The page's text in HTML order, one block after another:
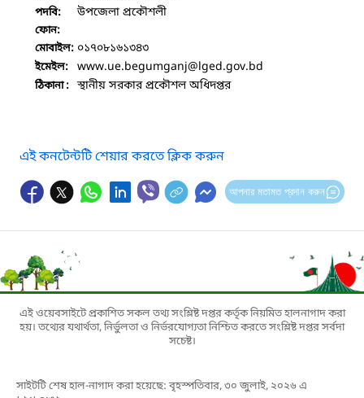
পদবি: উপজেলা প্রকৌশলী
ফোন:
মোবাইল: ০১৭০৮১৬১৩৪৩
ইমেইল: www.ue.begumganj@lged.gov.bd
ঠিকানা : স্থানীয় সরকার প্রকৌশল অধিদপ্তর
এই কনটেন্টটি শেয়ার করতে ক্লিক করুন
আপনার মতামত প্রদান করুন
এই ওয়েবসাইটে প্রকাশিত সকল তথ্য সংশ্লিষ্ট দপ্তর কর্তৃক নিয়মিত হালনাগাদ করা
হয়। তথ্যের যথার্থতা, নির্ভুলতা ও নির্ভরযোগ্যতা নিশ্চিত করতে সংশ্লিষ্ট দপ্তর সর্বদা
সচেষ্ট।
সাইটটি শেষ হাল-নাগাদ করা হয়েছে: বৃহস্পতিবার, ৩০ জুলাই, ২০২৬ এ